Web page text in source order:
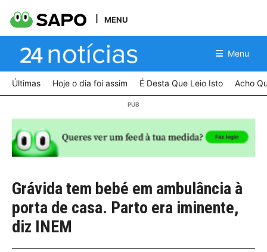
MENU
Menu
Últimas Hoje o dia foi assim É Desta Que Leio Isto Acho
Grávida tem bebé em ambulância à
porta de casa. Parto era iminente,
diz INEM